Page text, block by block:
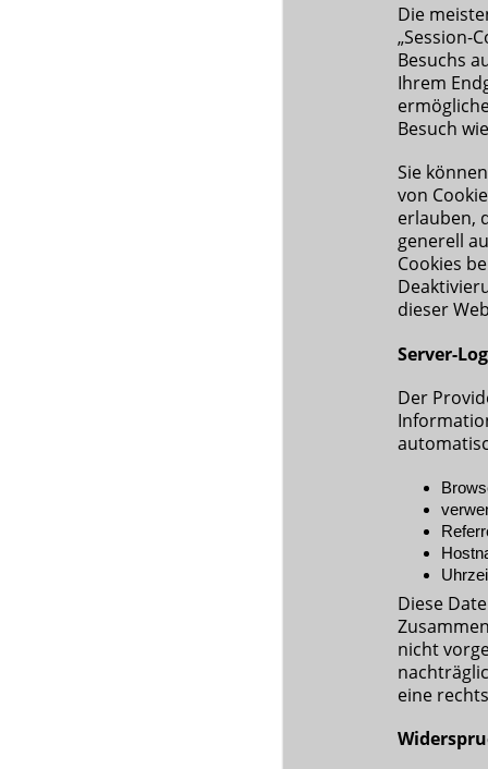
Die
„Session-
Besuchs
Ihrem
Besuch
Sie
von
erlauben,
generell
Cookies
dieser
Server-
Der
Diese
nicht
eine